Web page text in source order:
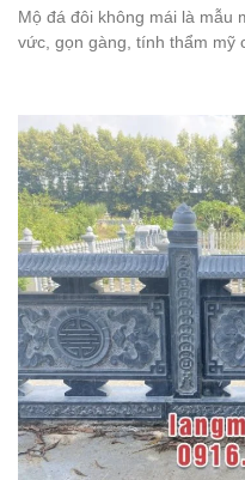
Mộ đá đôi không mái là mẫu
vức, gọn gàng, tính thẩm mỹ